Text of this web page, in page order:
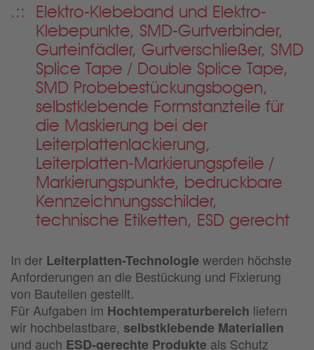
Elektro-Klebeband und Elektro-
Klebepunkte, SMD-Gurtverbinder,
Gurteinfädler, Gurtverschließer, SMD
Splice Tape / Double Splice Tape,
SMD Probebestückungsbogen,
selbstklebende Formstanzteile für
die Maskierung bei der
Leiterplattenlackierung,
Leiterplatten-Markierungspfeile /
Markierungspunkte, bedruckbare
Kennzeichnungsschilder,
technische Etiketten, ESD gerecht
In der Leiterplatten-Technologie werden höchste
Anforderungen an die Bestückung und Fixierung
von Bauteilen gestellt.
Für Aufgaben im Hochtemperaturbereich liefern
wir hochbelastbare, selbstklebende Materialien
und auch ESD-gerechte Produkte als Schutz